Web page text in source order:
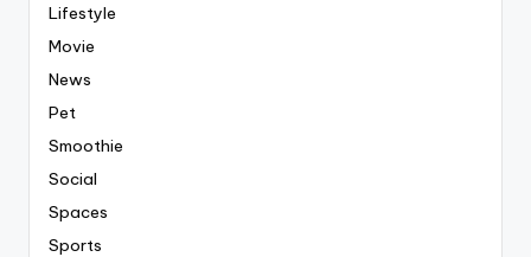
Lifestyle
Movie
News
Pet
Smoothie
Social
Spaces
Sports